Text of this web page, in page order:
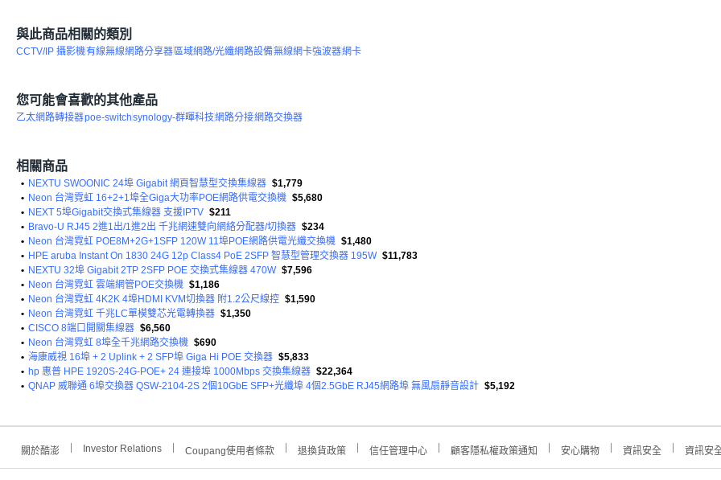
與此商品相關的類別
CCTV/IP 攝影機有線無線網路分享器區域網路/光纖網路設備無線網卡強波器網卡
您可能會喜歡的其他產品
乙太網路轉接器poe-switchsynology-群暉科技網路分接網路交換器
相關商品
• NEXTU SWOONIC 24埠 Gigabit 網頁智慧型交換集線器 $1,779
• Neon 台灣霓虹 16+2+1埠全Giga大功率POE網路供電交換機 $5,680
• NEXT 5埠Gigabit交換式集線器 支援IPTV $211
• Bravo-U RJ45 2進1出/1進2出 千兆網速雙向網絡分配器/切換器 $234
• Neon 台灣霓虹 POE8M+2G+1SFP 120W 11埠POE網路供電光纖交換機 $1,480
• HPE aruba Instant On 1830 24G 12p Class4 PoE 2SFP 智慧型管理交換器 195W $11,783
• NEXTU 32埠 Gigabit 2TP 2SFP POE 交換式集線器 470W $7,596
• Neon 台灣霓虹 雲端網管POE交換機 $1,186
• Neon 台灣霓虹 4K2K 4埠HDMI KVM切換器 附1.2公尺線控 $1,590
• Neon 台灣霓虹 千兆LC單模雙芯光電轉換器 $1,350
• CISCO 8端口開關集線器 $6,560
• Neon 台灣霓虹 8埠全千兆網路交換機 $690
• 海康威視 16埠 + 2 Uplink + 2 SFP埠 Giga Hi POE 交換器 $5,833
• hp 惠普 HPE 1920S-24G-POE+ 24 連接埠 1000Mbps 交換集線器 $22,364
• QNAP 威聯通 6埠交換器 QSW-2104-2S 2個10GbE SFP+光纖埠 4個2.5GbE RJ45網路埠 無風扇靜音設計 $5,192
關於酷澎 Investor Relations Coupang使用者條款 退換貨政策 信任管理中心 顧客隱私權政策通知 安心購物 資訊安全 資訊安